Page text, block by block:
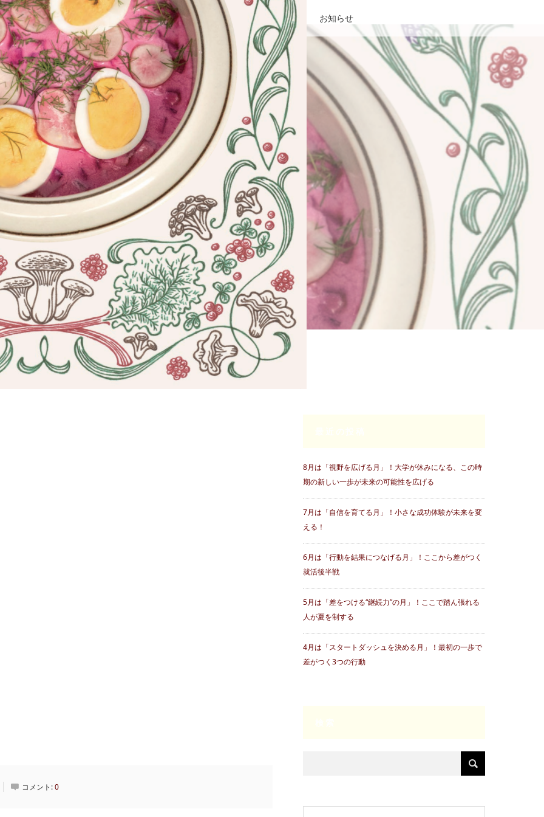
女性社長インタビュー イベント情報 就活掲示板 お知らせ
コメント:0
8月は「視野を広げる月」！大学が休みになる、この時
期の新しい一歩が未来の可能性を広げる
7月は「自信を育てる月」！小さな成功体験が未来を変
える！
6月は「行動を結果につなげる月」！ここから差がつく
就活後半戦
5月は「差をつける“継続力”の月」！ここで踏ん張れる
人が夏を制する
4月は「スタートダッシュを決める月」！最初の一歩で
差がつく3つの行動